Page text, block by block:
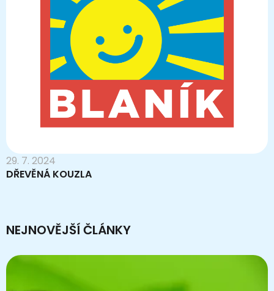
29. 7. 2024
DŘEVĚNÁ KOUZLA
NEJNOVĚJŠÍ ČLÁNKY